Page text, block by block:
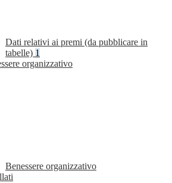
Dati relativi ai premi (da pubblicare in
tabelle) 1
organizzativo
Benessere organizzativo